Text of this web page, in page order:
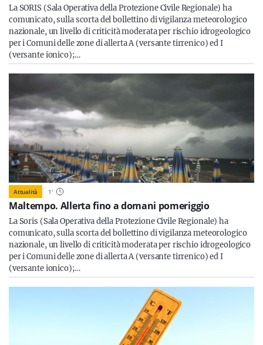
La SORIS (Sala Operativa della Protezione Civile Regionale) ha
comunicato, sulla scorta del bollettino di vigilanza meteorologico
nazionale, un livello di criticità moderata per rischio idrogeologico
per i Comuni delle zone di allerta A (versante tirrenico) ed I
(versante ionico);…
Attualità 1'
Maltempo. Allerta fino a domani pomeriggio
La Soris (Sala Operativa della Protezione Civile Regionale) ha
comunicato, sulla scorta del bollettino di vigilanza meteorologico
nazionale, un livello di criticità moderata per rischio idrogeologico
per i Comuni delle zone di allerta A (versante tirrenico) ed I
(versante ionico);…